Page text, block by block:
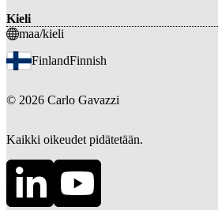
Kieli
maa/kieli
FinlandFinnish
© 2026 Carlo Gavazzi
Kaikki oikeudet pidätetään.